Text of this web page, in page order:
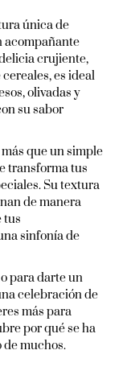
única de
acompañante
crujiente,
es ideal
olivadas y
su sabor
que un simple
transforma tus
Su textura
de manera
tus
sinfonía de
para darte un
celebración de
más para
por qué se ha
muchos.